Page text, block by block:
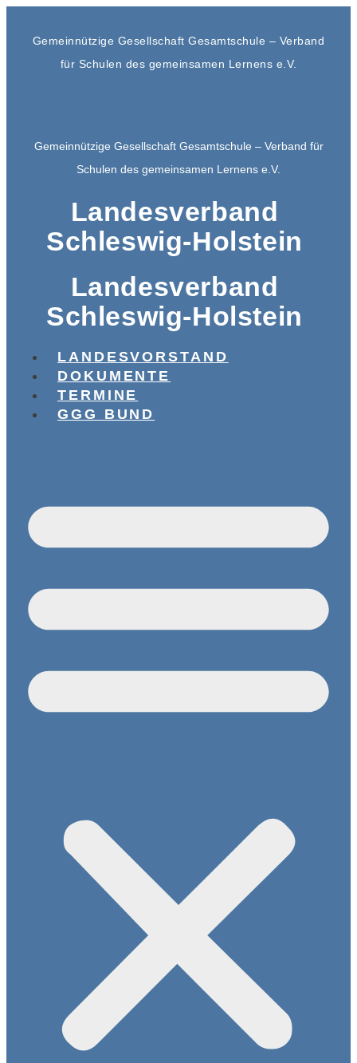
Gemeinnützige Gesellschaft Gesamtschule – Verband
für Schulen des gemeinsamen Lernens e.V.
Gemeinnützige Gesellschaft Gesamtschule – Verband für
Schulen des gemeinsamen Lernens e.V.
Landesverband
Schleswig-Holstein
Landesverband
Schleswig-Holstein
LANDESVORSTAND
DOKUMENTE
TERMINE
GGG BUND